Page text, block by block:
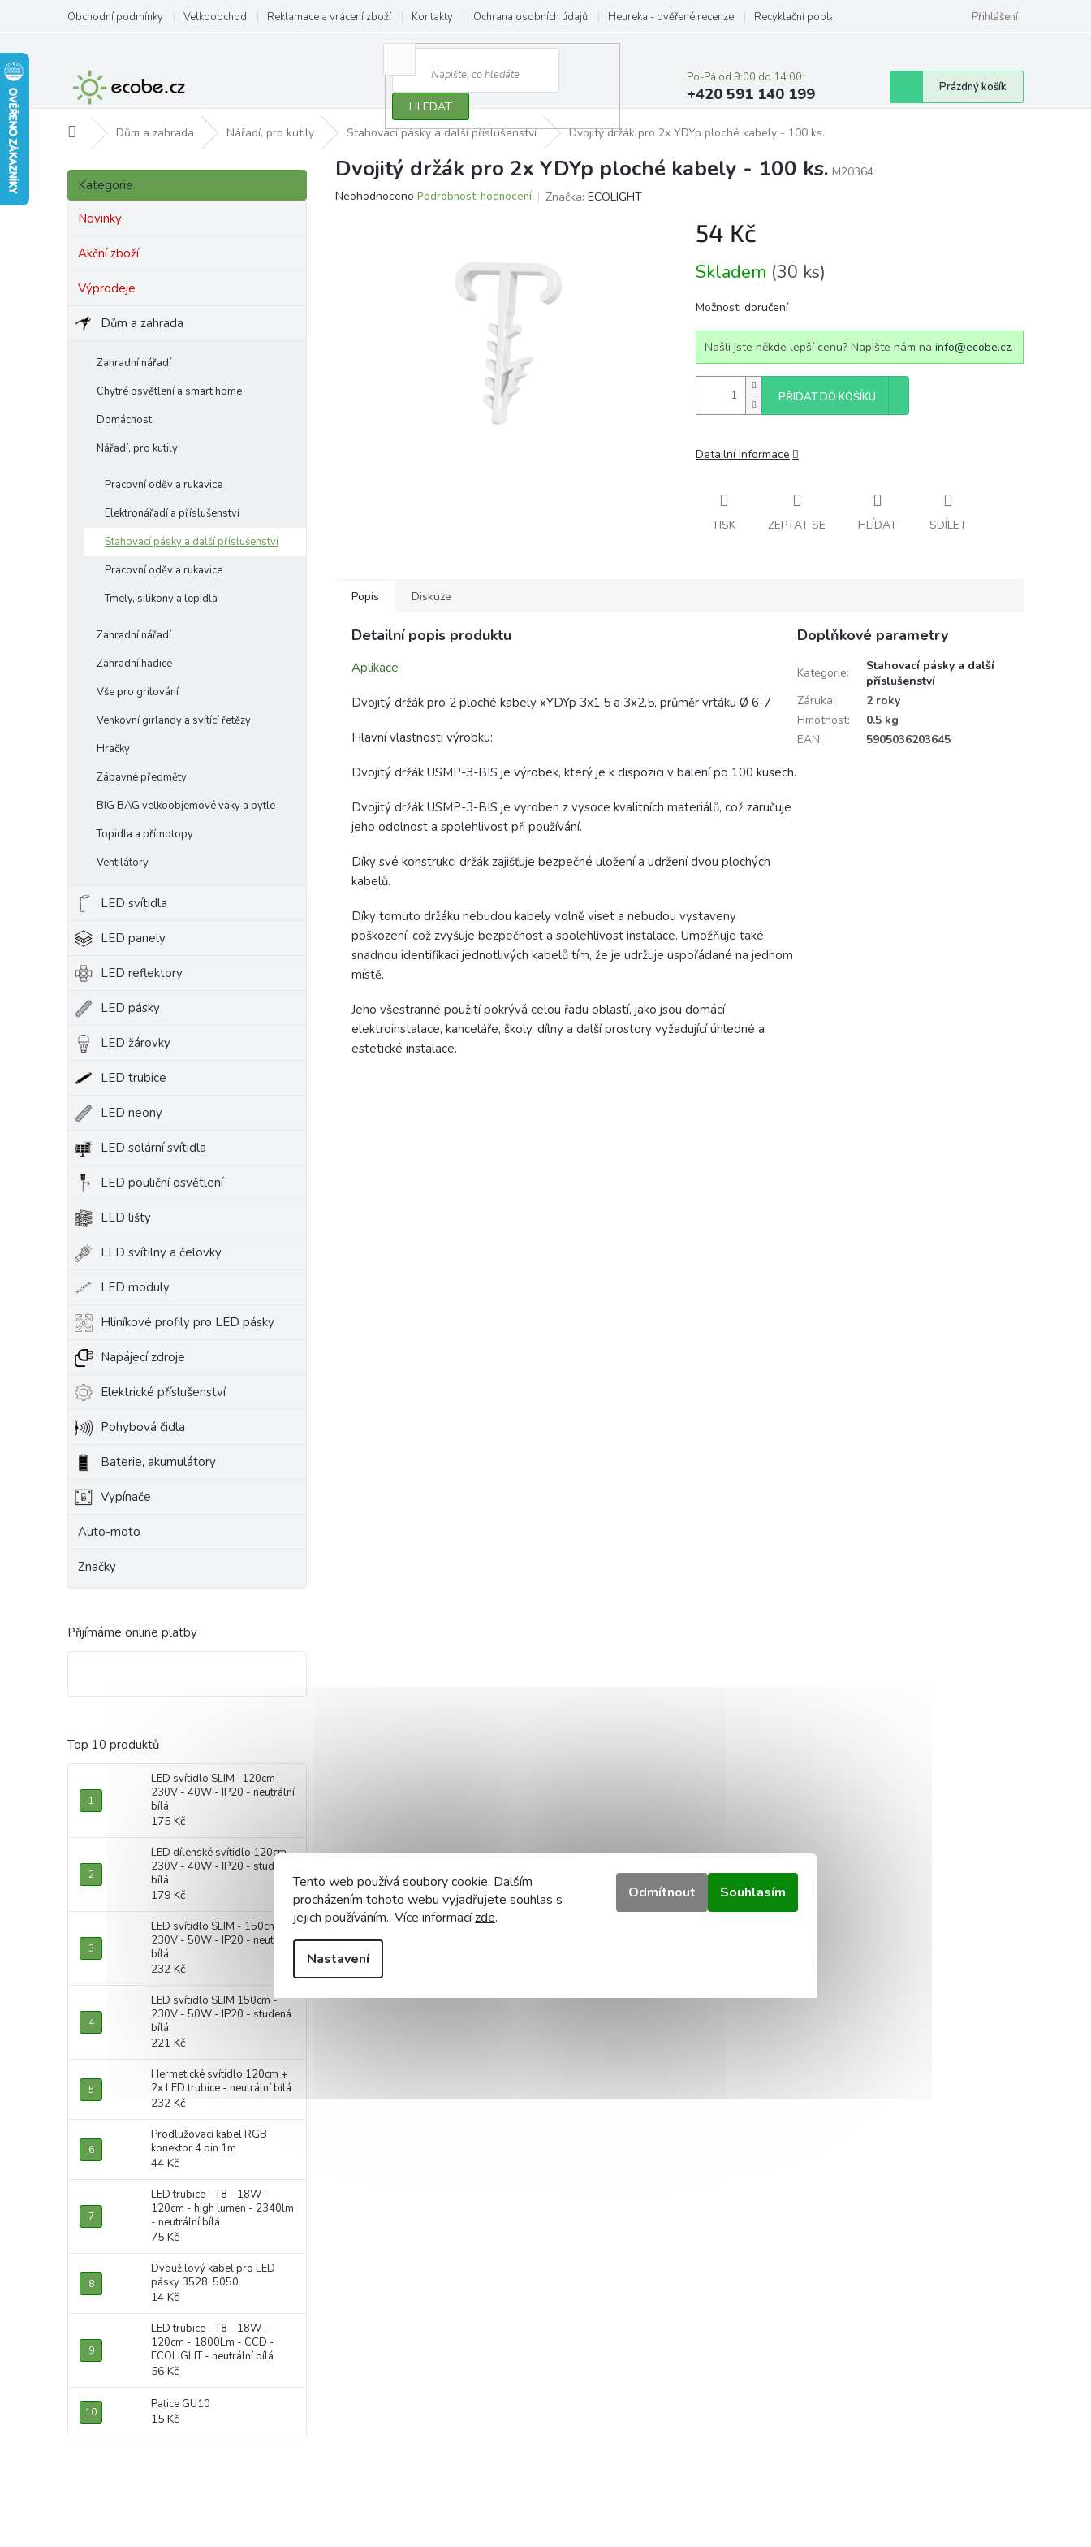
Tento web používá soubory cookie. Dalším
procházením tohoto webu vyjadřujete souhlas s
jejich používáním.. Více informacízde.
Nastavení
Odmítnout Souhlasím
obsah
Obchodní podmínky Velkoobchod Reklamace a vrácení zboží Kontakty Ochrana osobních údajů Heureka - ověřené recenze Recyklační poplatky Přihlášení
HLEDAT
Po-Pá od 9:00 do 14:00:
+420 591 140 199
Nákupní
košík
Prázdný košík
Domů Dům a zahrada Nářadí, pro kutily Stahovací pásky a další příslušenství Dvojitý držák pro 2x YDYp ploché kabely - 100 ks.
P
s
p
Přeskočit
kategorie
Kategorie
Novinky
Akční zboží
Výprodeje
Dům a zahrada
Zahradní nářadí
Chytré osvětlení a smart home
Domácnost
Nářadí, pro kutily
Pracovní oděv a rukavice
Elektronářadí a příslušenství
Stahovací pásky a další příslušenství
Pracovní oděv a rukavice
Tmely, silikony a lepidla
Zahradní nářadí
Zahradní hadice
Vše pro grilování
Venkovní girlandy a svítící řetězy
Hračky
Zábavné předměty
BIG BAG velkoobjemové vaky a pytle
Topidla a přímotopy
Ventilátory
LED svítidla
LED panely
LED reflektory
LED pásky
LED žárovky
LED trubice
LED neony
LED solární svítidla
LED pouliční osvětlení
LED lišty
LED svítilny a čelovky
LED moduly
Hliníkové profily pro LED pásky
Napájecí zdroje
Elektrické příslušenství
Pohybová čidla
Baterie, akumulátory
Vypínače
Auto-moto
Značky
Přijímáme online platby
Top 10 produktů
LED svítidlo SLIM -120cm -
230V - 40W - IP20 - neutrální
bílá
175 Kč
LED dílenské svítidlo 120cm -
230V - 40W - IP20 - studená
bílá
179 Kč
LED svítidlo SLIM - 150cm -
230V - 50W - IP20 - neutrální
bílá
232 Kč
LED svítidlo SLIM 150cm -
230V - 50W - IP20 - studená
bílá
221 Kč
Hermetické svítidlo 120cm +
2x LED trubice - neutrální bílá
232 Kč
Prodlužovací kabel RGB
konektor 4 pin 1m
44 Kč
LED trubice - T8 - 18W -
120cm - high lumen - 2340lm
- neutrální bílá
75 Kč
Dvoužilový kabel pro LED
pásky 3528, 5050
14 Kč
LED trubice - T8 - 18W -
120cm - 1800Lm - CCD -
ECOLIGHT - neutrální bílá
56 Kč
Patice GU10
15 Kč
Dvojitý držák pro 2x YDYp ploché kabely - 100 ks. M20364
Průměrné
Neohodnoceno Podrobnosti hodnocení Značka: ECOLIGHT
54 Kč
cena:
Skladem (30 ks)
Možnosti doručení
Našli jste někde lepší cenu? Napište nám na info@ecobe.cz.
PŘIDAT DO KOŠÍKU
Detailní informace
TISK ZEPTAT SE HLÍDAT SDÍLET
Popis Diskuze
Detailní popis produktu
Aplikace
Dvojitý držák pro 2 ploché kabely xYDYp 3x1,5 a 3x2,5, průměr vrtáku Ø 6-7
Hlavní vlastnosti výrobku:
Dvojitý držák USMP-3-BIS je výrobek, který je k dispozici v balení po 100 kusech.
Dvojitý držák USMP-3-BIS je vyroben z vysoce kvalitních materiálů, což zaručuje
jeho odolnost a spolehlivost při používání.
Díky své konstrukci držák zajišťuje bezpečné uložení a udržení dvou plochých
kabelů.
Díky tomuto držáku nebudou kabely volně viset a nebudou vystaveny
poškození, což zvyšuje bezpečnost a spolehlivost instalace. Umožňuje také
snadnou identifikaci jednotlivých kabelů tím, že je udržuje uspořádané na jednom
místě.
Jeho všestranné použití pokrývá celou řadu oblastí, jako jsou domácí
elektroinstalace, kanceláře, školy, dílny a další prostory vyžadující úhledné a
estetické instalace.
Doplňkové parametry
Kategorie:
Stahovací pásky a další
příslušenství
Záruka:
2 roky
Hmotnost:
0.5 kg
EAN: 5905036203645